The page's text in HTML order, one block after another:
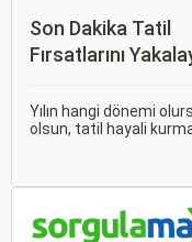
Son Dakika Tatil
Fırsatlarını
İpuçları
Yılın hangi dönemi
olsun, tatil hayali
anda bavulları toplayıp
çıkmak bazen zorlayıcı